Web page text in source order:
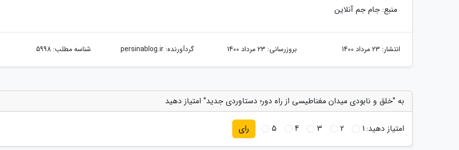
منبع: جام جم آنلاین
انتشار: 23 مرداد 1400 بروزرسانی: 23 مرداد 1400 گردآورنده:persinablog.ir شناسه مطلب: 5998
به "خلق و نابودی میدان مغناطیسی از راه دور؛ دستاوردی جدید" امتیاز دهید
امتیاز دهید:1
2
3
4
5 رای